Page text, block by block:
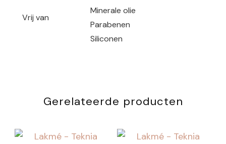
Vrij van
Minerale olie
Parabenen
Siliconen
Gerelateerde producten